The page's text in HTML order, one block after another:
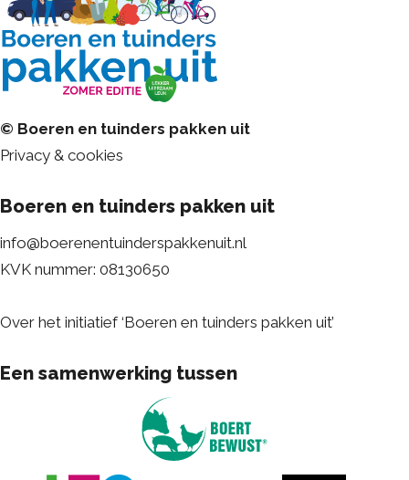
© Boeren en tuinders pakken uit
Privacy & cookies
Boeren en tuinders pakken uit
info@boerenentuinderspakkenuit.nl
KVK nummer: 08130650
Over het initiatief ‘Boeren en tuinders pakken uit’
Een samenwerking tussen